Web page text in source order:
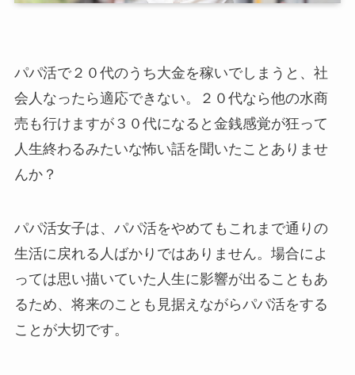
パパ活で２０代のうち大金を稼いでしまうと、社
会人なったら適応できない。２０代なら他の水商
売も行けますが３０代になると金銭感覚が狂って
人生終わるみたいな怖い話を聞いたことありませ
んか？
パパ活女子は、パパ活をやめてもこれまで通りの
生活に戻れる人ばかりではありません。場合によ
っては思い描いていた人生に影響が出ることもあ
るため、将来のことも見据えながらパパ活をする
ことが大切です。